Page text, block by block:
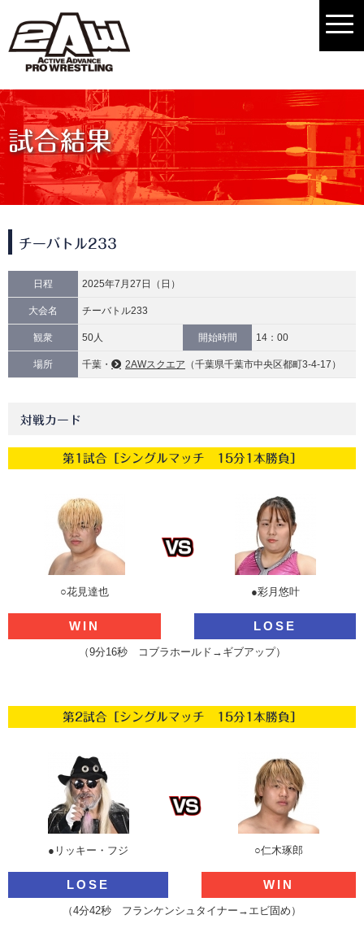
試合結果
チーバトル233
日程 2025年7月27日（日）
大会名 チーバトル233
観衆 50人 開始時間 14：00
場所 千葉・ 2AWスクエア （千葉県千葉市中央区都町3-4-17）
対戦カード
第1試合［シングルマッチ 15分1本勝負］
○花見達也 ●彩月悠叶
WIN LOSE
（9分16秒 コブラホールド→ギブアップ）
第2試合［シングルマッチ 15分1本勝負］
●リッキー・フジ ○仁木琢郎
LOSE WIN
（4分42秒 フランケンシュタイナー→エビ固め）